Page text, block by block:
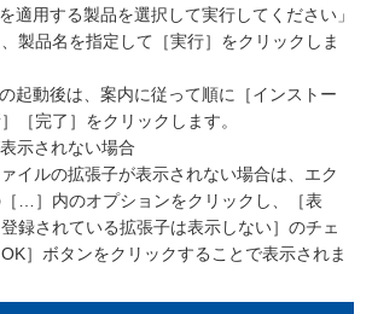
適用する製品を選択して実行してください」
製品名を指定して［実行］をクリックしま
起動後は、案内に従って順に［インストー
［完了］をクリックします。
示されない場合
イルの拡張子が表示されない場合は、エク
…］内のオプションをクリックし、［表
録されている拡張子は表示しない］のチェ
］ボタンをクリックすることで表示されま